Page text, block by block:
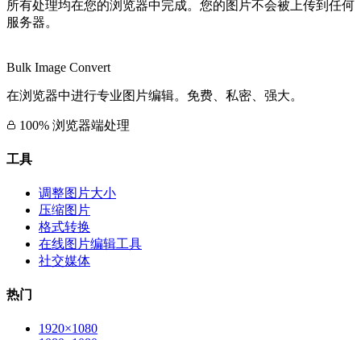
所有处理均在您的浏览器中完成。您的图片不会被上传到任何
服务器。
Bulk Image Convert
在浏览器中进行专业图片编辑。免费、私密、强大。
100% 浏览器端处理
工具
调整图片大小
压缩图片
格式转换
在线图片编辑工具
社交媒体
热门
1920×1080